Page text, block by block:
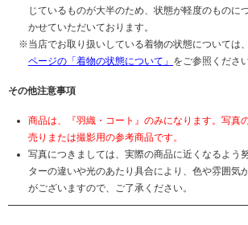
じているものが大半のため、状態が軽度のものに
かせていただいております。
当店でお取り扱いしている着物の状態については、
ページの「着物の状態について」 をご参照ください
その他注意事項
商品は、『羽織・コート』のみになります。写真
売りまたは撮影用の参考商品です。
写真につきましては、実際の商品に近くなるよう
ターの違いや光のあたり具合により、色や雰囲気
がございますので、ご了承ください。